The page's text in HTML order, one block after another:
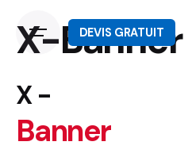
DEVIS GRATUIT
X-Banner
X -
Banner